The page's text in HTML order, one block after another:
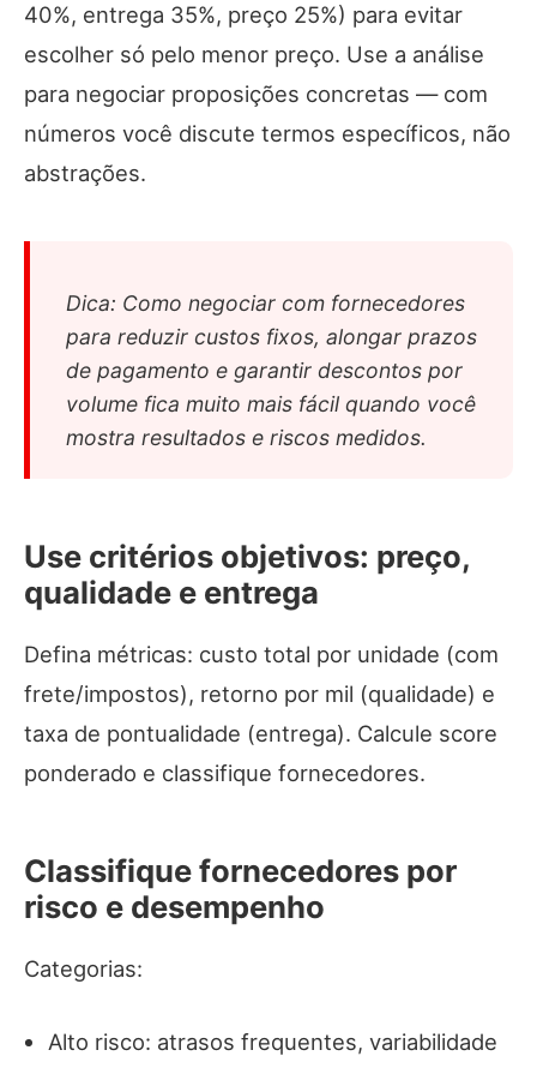
40%, entrega 35%, preço 25%) para evitar
escolher só pelo menor preço. Use a análise
para negociar proposições concretas — com
números você discute termos específicos, não
abstrações.
Dica: Como negociar com fornecedores
para reduzir custos fixos, alongar prazos
de pagamento e garantir descontos por
volume fica muito mais fácil quando você
mostra resultados e riscos medidos.
Use critérios objetivos: preço,
qualidade e entrega
Defina métricas: custo total por unidade (com
frete/impostos), retorno por mil (qualidade) e
taxa de pontualidade (entrega). Calcule score
ponderado e classifique fornecedores.
Classifique fornecedores por
risco e desempenho
Categorias:
Alto risco: atrasos frequentes, variabilidade